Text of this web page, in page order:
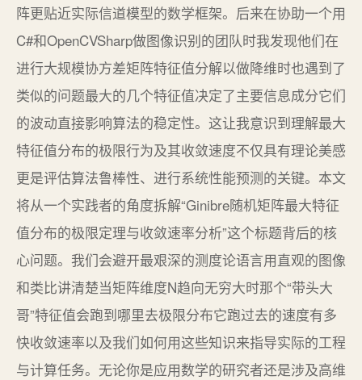
阵更贴近实际信道模型的数学框架。后来在协助一个用
C#和OpenCVSharp做图像识别的团队时我发现他们在
进行大规模协方差矩阵特征值分解以做降维时也遇到了
类似的问题最大的几个特征值决定了主要信息成分它们
的波动直接影响算法的稳定性。这让我意识到理解最大
特征值分布的极限行为及其收敛速度不仅具有理论美感
更是评估算法鲁棒性、进行系统性能预测的关键。本文
将从一个实践者的角度拆解“Ginibre随机矩阵最大特征
值分布的极限定理与收敛速率分析”这个标题背后的核
心问题。我们会避开最艰深的测度论语言用直观的图像
和类比讲清楚当矩阵维度N趋向无穷大时那个“带头大
哥”特征值会跑到哪里去极限分布它跑过去的速度有多
快收敛速率以及我们如何用这些知识来指导实际的工程
与计算任务。无论你是应用数学的研究者还是涉及高维